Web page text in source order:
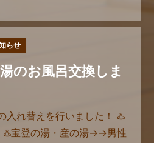
らせ
のお風呂交換しま
入れ替えを行いました！ ♨️
宝登の湯・産の湯→→男性